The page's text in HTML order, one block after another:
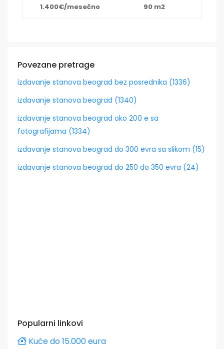
1.400€/mesečno 90 m2
Povezane pretrage
izdavanje stanova beograd bez posrednika (1336)
izdavanje stanova beograd (1340)
izdavanje stanova beograd oko 200 e sa
fotografijama (1334)
izdavanje stanova beograd do 300 evra sa slikom (15)
izdavanje stanova beograd do 250 do 350 evra (24)
Popularni linkovi
Kuće do 15.000 eura